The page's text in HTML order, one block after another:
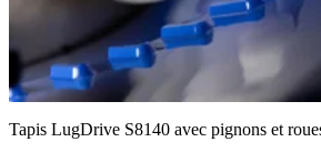
Tapis LugDrive S8140 avec pignons et